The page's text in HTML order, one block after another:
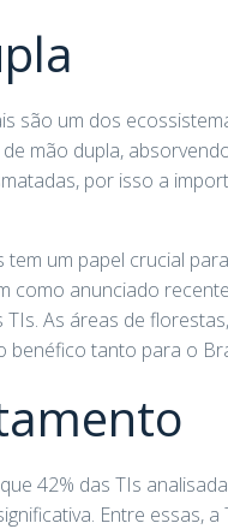
são um dos
mão dupla,
por isso a
tem um papel crucial
como anunciado
TIs. As áreas de
benéfico tanto para o
42% das TIs
Entre essas,